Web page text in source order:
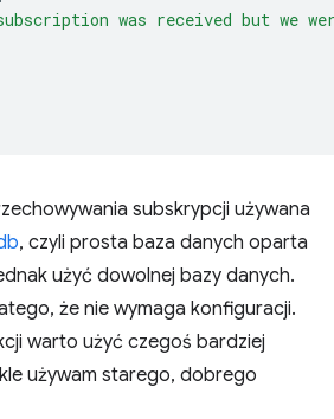
was received but we
subskrypcji używana
, czyli prosta baza danych oparta
użyć dowolnej bazy danych.
że nie wymaga konfiguracji.
warto użyć czegoś bardziej
używam starego, dobrego